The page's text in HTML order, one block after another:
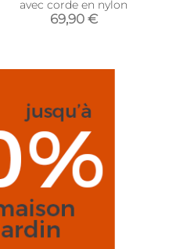
avec corde en nylon
69,90 €